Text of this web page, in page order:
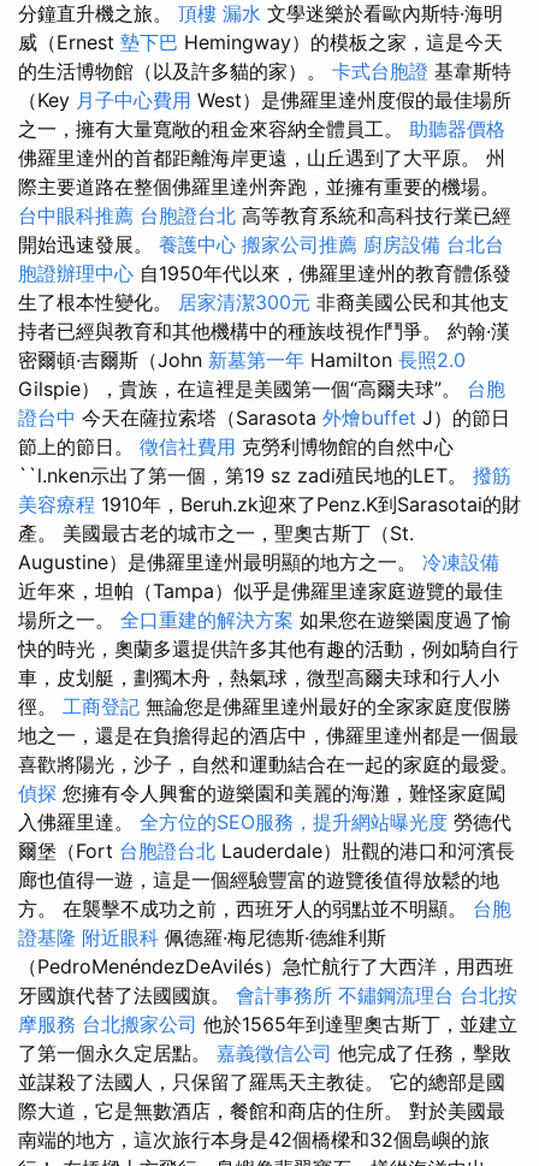
分鐘直升機之旅。 頂樓 漏水 文學迷樂於看歐內斯特·海明
威（Ernest 墊下巴 Hemingway）的模板之家，這是今天
的生活博物館（以及許多貓的家）。 卡式台胞證 基韋斯特
（Key 月子中心費用 West）是佛羅里達州度假的最佳場所
之一，擁有大量寬敞的租金來容納全體員工。 助聽器價格
佛羅里達州的首都距離海岸更遠，山丘遇到了大平原。 州
際主要道路在整個佛羅里達州奔跑，並擁有重要的機場。
台中眼科推薦 台胞證台北 高等教育系統和高科技行業已經
開始迅速發展。 養護中心 搬家公司推薦 廚房設備 台北台
胞證辦理中心 自1950年代以來，佛羅里達州的教育體係發
生了根本性變化。 居家清潔300元 非裔美國公民和其他支
持者已經與教育和其他機構中的種族歧視作鬥爭。 約翰·漢
密爾頓·吉爾斯（John 新墓第一年 Hamilton 長照2.0
Gilspie），貴族，在這裡是美國第一個“高爾夫球”。 台胞
證台中 今天在薩拉索塔（Sarasota 外燴buffet J）的節日
節上的節日。 徵信社費用 克勞利博物館的自然中心
``l.nken示出了第一個，第19 sz zadi殖民地的LET。 撥筋
美容療程 1910年，Beruh.zk迎來了Penz.K到Sarasotai的財
產。 美國最古老的城市之一，聖奧古斯丁（St.
Augustine）是佛羅里達州最明顯的地方之一。 冷凍設備
近年來，坦帕（Tampa）似乎是佛羅里達家庭遊覽的最佳
場所之一。 全口重建的解決方案 如果您在遊樂園度過了愉
快的時光，奧蘭多還提供許多其他有趣的活動，例如騎自行
車，皮划艇，劃獨木舟，熱氣球，微型高爾夫球和行人小
徑。 工商登記 無論您是佛羅里達州最好的全家家庭度假勝
地之一，還是在負擔得起的酒店中，佛羅里達州都是一個最
喜歡將陽光，沙子，自然和運動結合在一起的家庭的最愛。
偵探 您擁有令人興奮的遊樂園和美麗的海灘，難怪家庭闖
入佛羅里達。 全方位的SEO服務，提升網站曝光度 勞德代
爾堡（Fort 台胞證台北 Lauderdale）壯觀的港口和河濱長
廊也值得一遊，這是一個經驗豐富的遊覽後值得放鬆的地
方。 在襲擊不成功之前，西班牙人的弱點並不明顯。 台胞
證基隆 附近眼科 佩德羅·梅尼德斯·德維利斯
（PedroMenéndezDeAvilés）急忙航行了大西洋，用西班
牙國旗代替了法國國旗。 會計事務所 不鏽鋼流理台 台北按
摩服務 台北搬家公司 他於1565年到達聖奧古斯丁，並建立
了第一個永久定居點。 嘉義徵信公司 他完成了任務，擊敗
並謀殺了法國人，只保留了羅馬天主教徒。 它的總部是國
際大道，它是無數酒店，餐館和商店的住所。 對於美國最
南端的地方，這次旅行本身是42個橋樑和32個島嶼的旅